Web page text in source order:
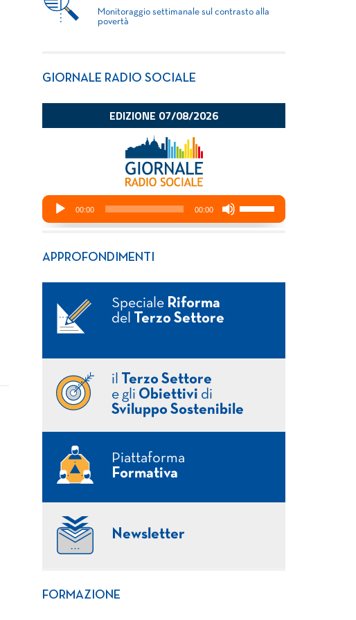
Monitoraggio settimanale sul contrasto alla
povertà
GIORNALE RADIO SOCIALE
APPROFONDIMENTI
Speciale Riforma
del
Terzo Settore
il
Terzo Settore
e gli Obiettivi di
Sviluppo Sostenibile
Piattaforma
Formativa
Newsletter
FORMAZIONE